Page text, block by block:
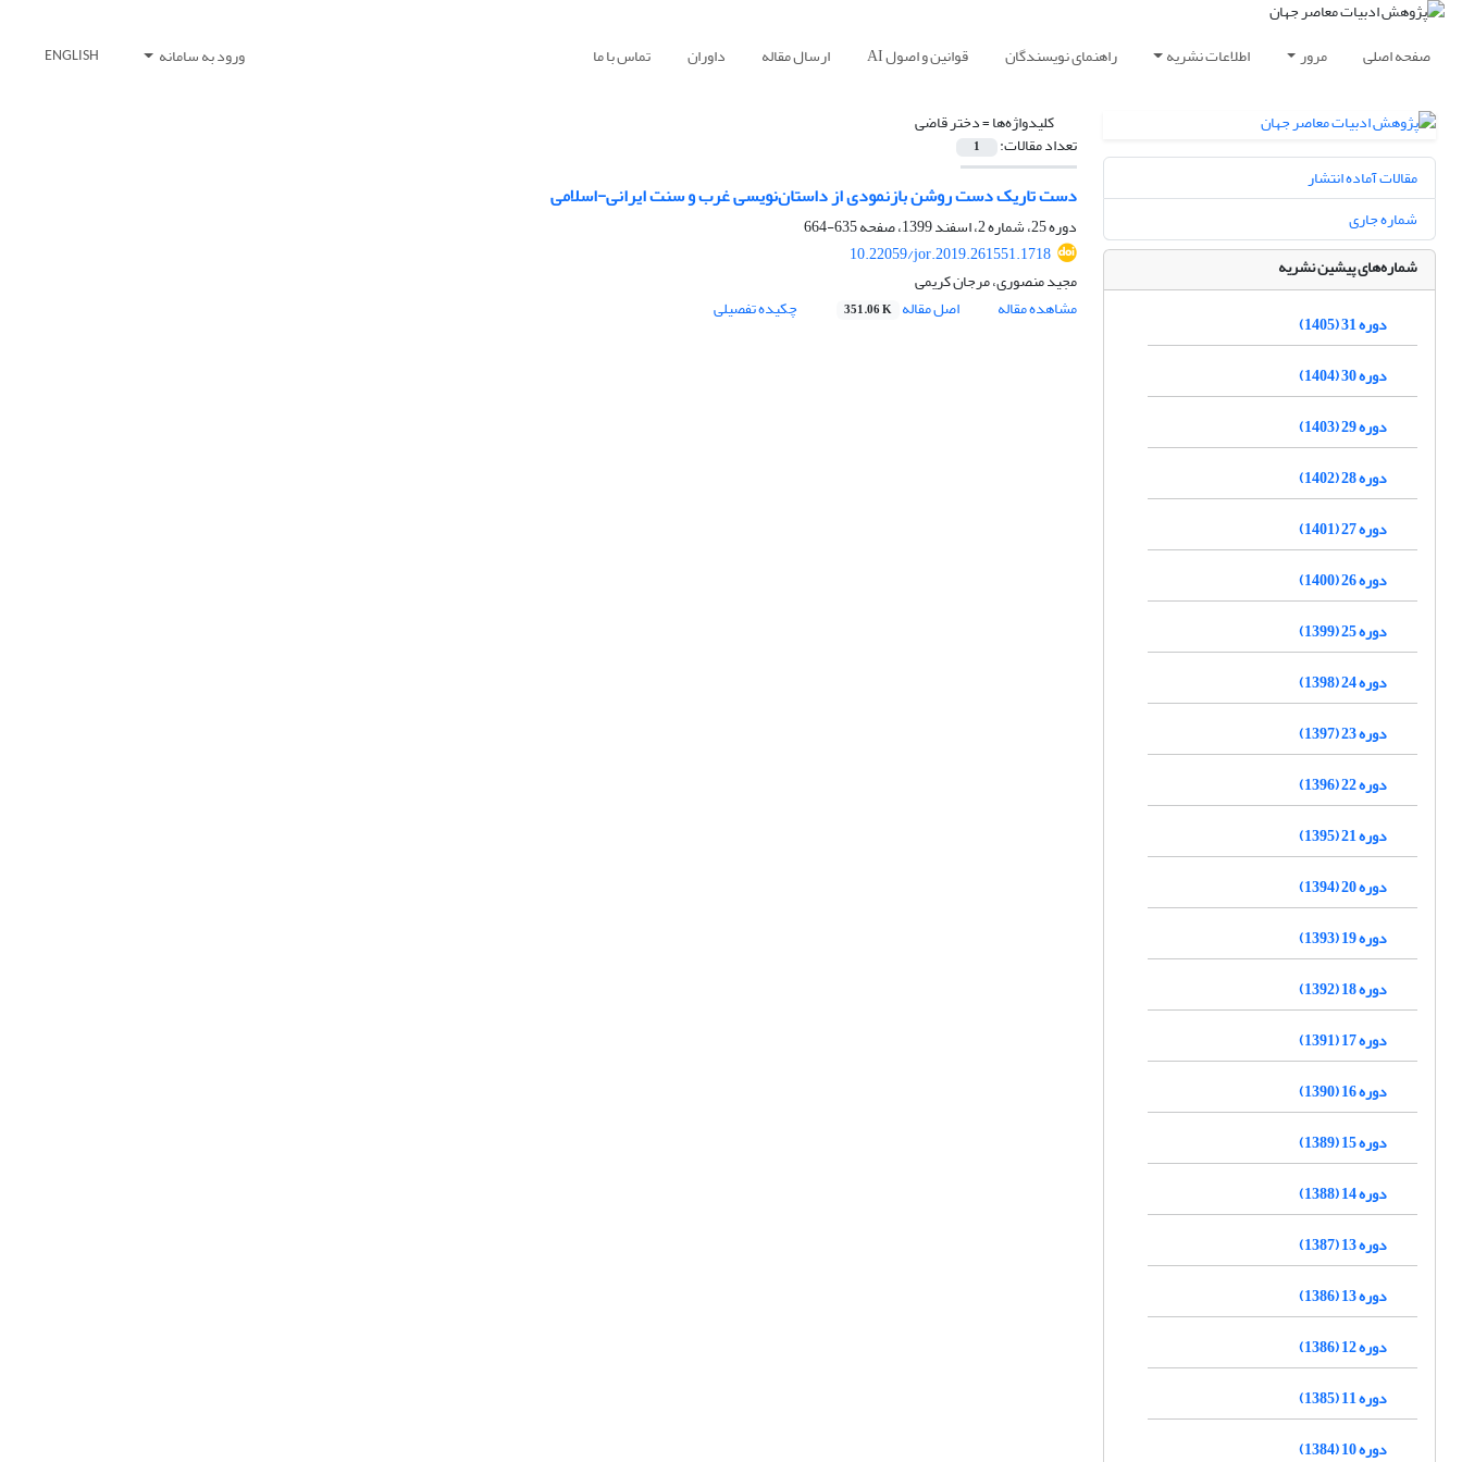
صفحه اصلی مرور اطلاعات نشریه راهنمای نویسندگان قوانین و اصول AI ارسال مقاله داوران تماس با ما ورود به سامانه ENGLISH
کلیدواژه‌ها =دختر قاضی
تعداد مقالات: 1
دست تاریک دست روشن بازنمودی از داستان‌نویسی غرب و سنت ایرانی-اسلامی
دوره 25، شماره 2، اسفند 1399، صفحه
635-664
10.22059/jor.2019.261551.1718
مجید منصوری، مرجان کریمی
مشاهده مقاله
اصل مقاله 351.06 K چکیده تفصیلی
مقالات آماده انتشار
شماره جاری
شماره‌های پیشین نشریه
دوره 31 (1405)
دوره 30 (1404)
دوره 29 (1403)
دوره 28 (1402)
دوره 27 (1401)
دوره 26 (1400)
دوره 25 (1399)
دوره 24 (1398)
دوره 23 (1397)
دوره 22 (1396)
دوره 21 (1395)
دوره 20 (1394)
دوره 19 (1393)
دوره 18 (1392)
دوره 17 (1391)
دوره 16 (1390)
دوره 15 (1389)
دوره 14 (1388)
دوره 13 (1387)
دوره 13 (1386)
دوره 12 (1386)
دوره 11 (1385)
دوره 10 (1384)